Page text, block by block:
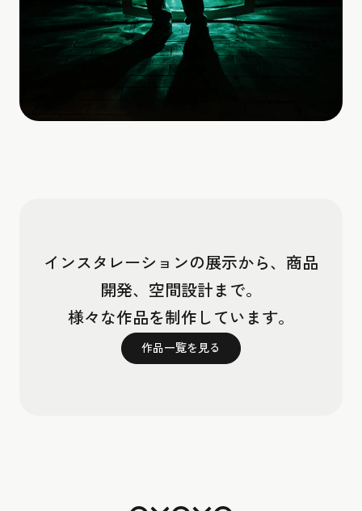
インスタレーションの展示から、商品
開発、空間設計まで。
様々な作品を制作しています。
作品一覧を見る